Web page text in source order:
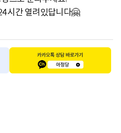
시간 열려있답니다🤗